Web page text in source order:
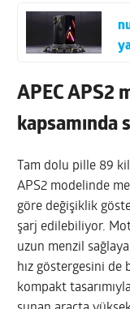
APEC APS2
kapsamında
Tam dolu pille 89
APS2 modelinde
göre değişiklik
şarj edilebiliyor.
uzun menzil
hız göstergesini de
kompakt